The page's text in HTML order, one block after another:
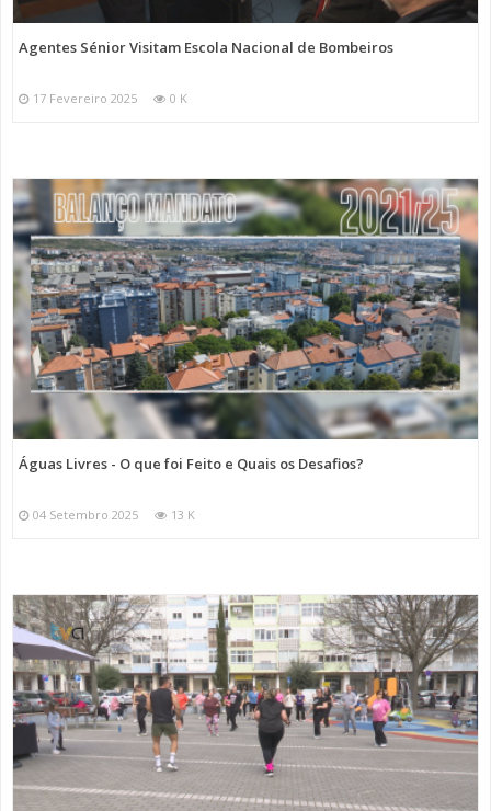
Agentes Sénior Visitam Escola Nacional de Bombeiros
17 Fevereiro 2025 0 K
Águas Livres - O que foi Feito e Quais os Desafios?
04 Setembro 2025 13 K